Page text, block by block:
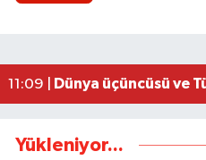
11:09 |
Dünya üçüncüsü ve
Yükleniyor...